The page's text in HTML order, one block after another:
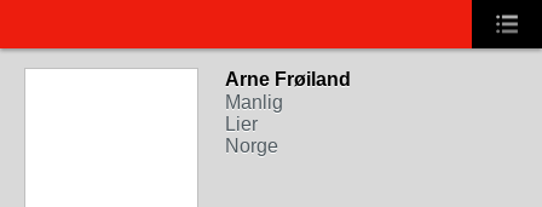
Arne Frøiland
Manlig
Lier
Norge